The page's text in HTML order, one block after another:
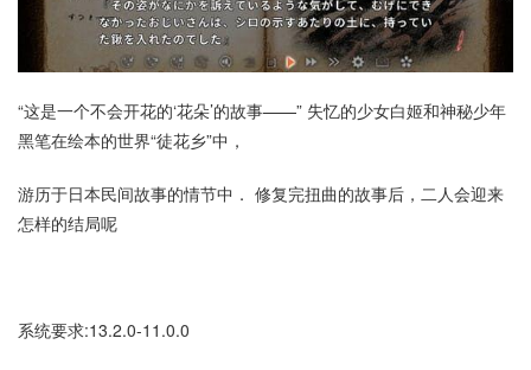
“这是一个不会开花的‘花朵’的故事——” 失忆的少女白姬和神秘少年
黑笔在绘本的世界“徒花乡”中，
游历于日本民间故事的情节中． 修复完扭曲的故事后，二人会迎来
怎样的结局呢
系统要求:13.2.0-11.0.0